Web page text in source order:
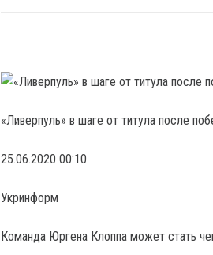
«Ливерпуль» в шаге от титула после
25.06.2020 00:10
Укринформ
Команда Юргена Клоппа может стать